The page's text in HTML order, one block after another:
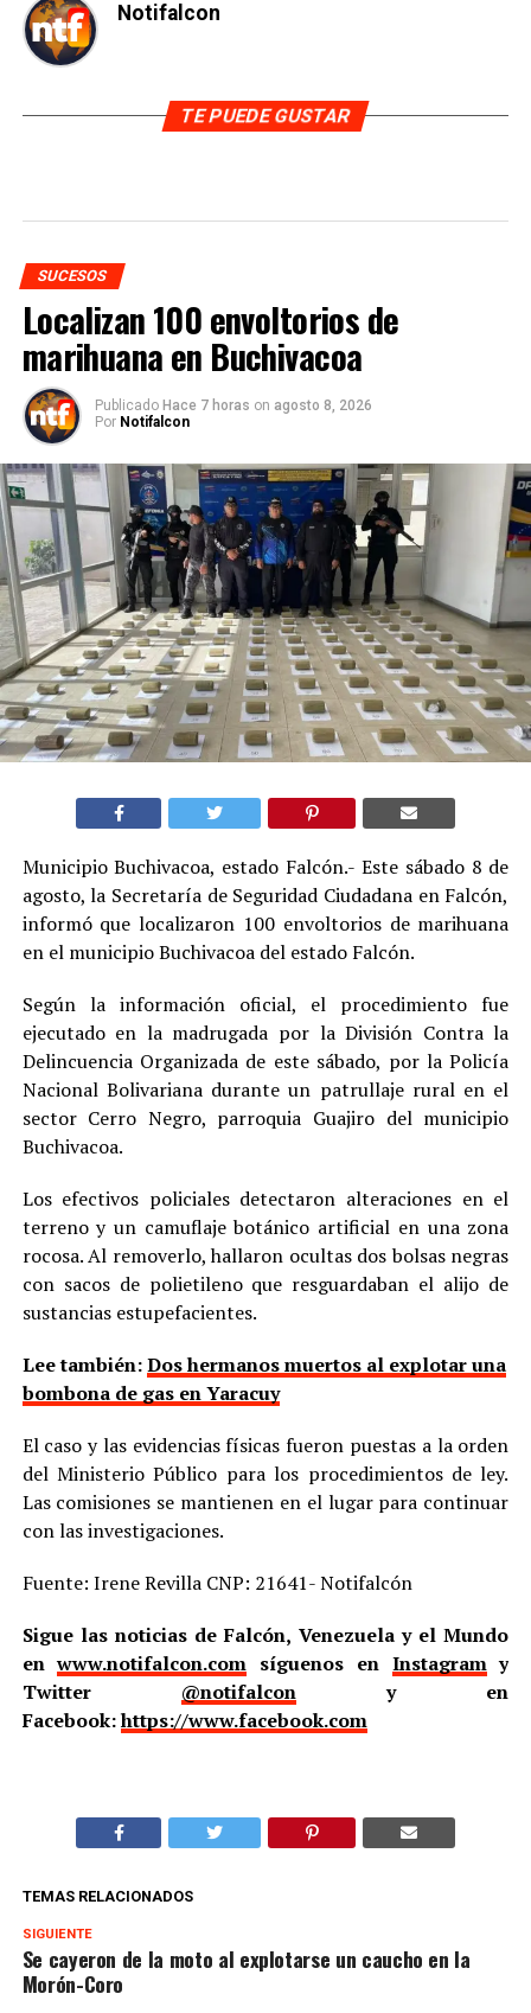
Notifalcon
TE PUEDE GUSTAR
SUCESOS
Localizan 100 envoltorios de
marihuana en Buchivacoa
Publicado Hace 7 horas on agosto 8, 2026
Por Notifalcon
Municipio Buchivacoa, estado Falcón.- Este sábado 8 de
agosto, la Secretaría de Seguridad Ciudadana en Falcón,
informó que localizaron 100 envoltorios de marihuana
en el municipio Buchivacoa del estado Falcón.
Según la información oficial, el procedimiento fue
ejecutado en la madrugada por la División Contra la
Delincuencia Organizada de este sábado, por la Policía
Nacional Bolivariana durante un patrullaje rural en el
sector Cerro Negro, parroquia Guajiro del municipio
Buchivacoa.
Los efectivos policiales detectaron alteraciones en el
terreno y un camuflaje botánico artificial en una zona
rocosa. Al removerlo, hallaron ocultas dos bolsas negras
con sacos de polietileno que resguardaban el alijo de
sustancias estupefacientes.
Lee también:Dos hermanos muertos al explotar una
bombona de gas en Yaracuy
El caso y las evidencias físicas fueron puestas a la orden
del Ministerio Público para los procedimientos de ley.
Las comisiones se mantienen en el lugar para continuar
con las investigaciones.
Fuente: Irene Revilla CNP: 21641- Notifalcón
Sigue las noticias de Falcón, Venezuela y el Mundo
enwww.notifalcon.com síguenos en Instagramy
Twitter @notifalcony en
Facebook:https://www.facebook.com
TEMAS RELACIONADOS
SIGUIENTE
Se cayeron de la moto al explotarse un caucho en la
Morón-Coro